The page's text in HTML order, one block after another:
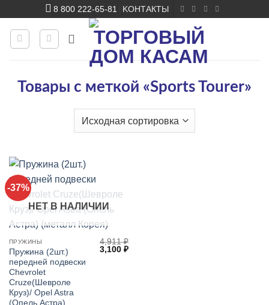
content
8 800 222-65-81 KОНТАКТЫ
Товары с меткой «Sports Tourer»
-37%
НЕТ В НАЛИЧИИ
ПРУЖИНЫ
Пружина (2шт.)
передней подвески
Chevrolet
Cruze(Шевроле
Круз)/ Opel Astra
(Опель Астра)
4,911₽
Первоначальная
цена
3,100₽Текущая